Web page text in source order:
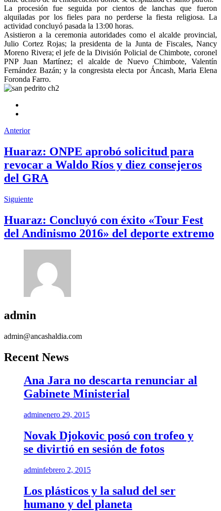
La procesión fue seguida por cientos de lanchas que fueron
alquiladas por los fieles para no perderse la fiesta religiosa. La
actividad concluyó pasada la 13:00 horas.
Asistieron a la ceremonia autoridades como el alcalde provincial,
Julio Cortez Rojas; la presidenta de la Junta de Fiscales, Nancy
Moreno Rivera; el jefe de la División Policial de Chimbote, coronel
PNP Juan Martínez; el alcalde de Nuevo Chimbote, Valentín
Fernández Bazán; y la congresista electa por Áncash, Maria Elena
Foronda Farro.
Anterior
Huaraz: ONPE aprobó solicitud para
revocar a Waldo Ríos y diez consejeros
del GRA
Siguiente
Huaraz: Concluyó con éxito «Tour Fest
del Andinismo 2016» del deporte extremo
admin
admin@ancashaldia.com
Recent News
Ana Jara no descarta renunciar al
Gabinete Ministerial
adminenero 29, 2015
Novak Djokovic posó con trofeo y
se divirtió en sesión de fotos
adminfebrero 2, 2015
Los plásticos y la salud del ser
humano y del planeta